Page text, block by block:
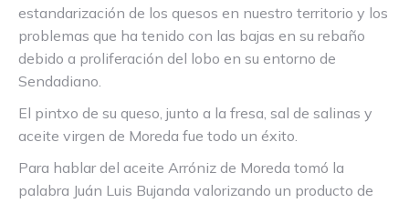
estandarización de los quesos en nuestro territorio y los
problemas que ha tenido con las bajas en su rebaño
debido a proliferación del lobo en su entorno de
Sendadiano.
El pintxo de su queso, junto a la fresa, sal de salinas y
aceite virgen de Moreda fue todo un éxito.
Para hablar del aceite Arróniz de Moreda tomó la
palabra Juán Luis Bujanda valorizando un producto de